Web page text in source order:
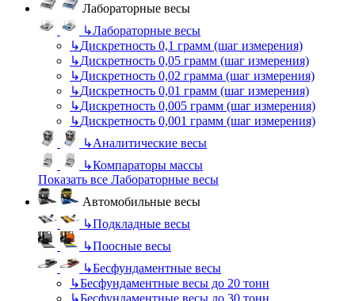
Лабораторные весы
↳Лабораторные весы
↳Дискретность 0,1 грамм (шаг измерения)
↳Дискретность 0,05 грамм (шаг измерения)
↳Дискретность 0,02 грамма (шаг измерения)
↳Дискретность 0,01 грамм (шаг измерения)
↳Дискретность 0,005 грамм (шаг измерения)
↳Дискретность 0,001 грамм (шаг измерения)
↳Аналитические весы
↳Компараторы массы
Показать все Лабораторные весы
Автомобильные весы
↳Подкладные весы
↳Поосные весы
↳Бесфундаментные весы
↳Бесфундаментные весы до 20 тонн
↳Бесфундаментные весы до 30 тонн